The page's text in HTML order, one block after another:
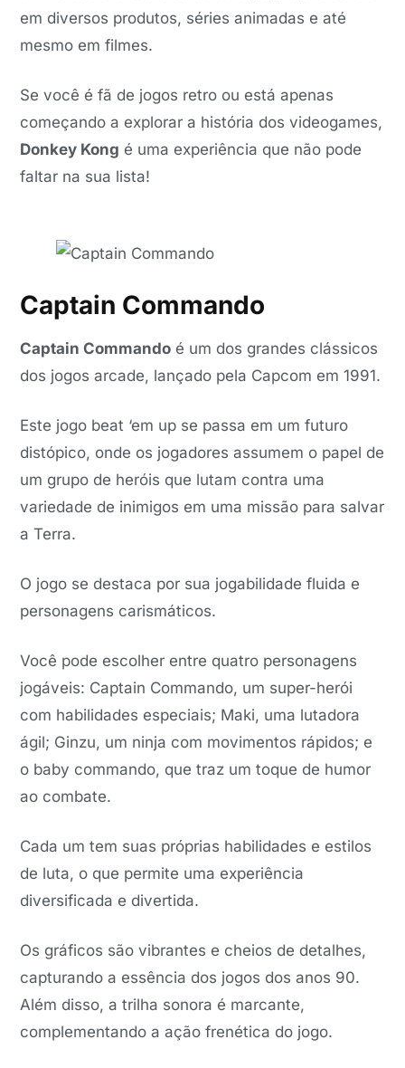
em diversos produtos, séries animadas e até
mesmo em filmes.
Se você é fã de jogos retro ou está apenas
começando a explorar a história dos videogames,
Donkey Kong é uma experiência que não pode
faltar na sua lista!
Captain Commando
Captain Commando é um dos grandes clássicos
dos jogos arcade, lançado pela Capcom em 1991.
Este jogo beat ‘em up se passa em um futuro
distópico, onde os jogadores assumem o papel de
um grupo de heróis que lutam contra uma
variedade de inimigos em uma missão para salvar
a Terra.
O jogo se destaca por sua jogabilidade fluida e
personagens carismáticos.
Você pode escolher entre quatro personagens
jogáveis: Captain Commando, um super-herói
com habilidades especiais; Maki, uma lutadora
ágil; Ginzu, um ninja com movimentos rápidos; e
o baby commando, que traz um toque de humor
ao combate.
Cada um tem suas próprias habilidades e estilos
de luta, o que permite uma experiência
diversificada e divertida.
Os gráficos são vibrantes e cheios de detalhes,
capturando a essência dos jogos dos anos 90.
Além disso, a trilha sonora é marcante,
complementando a ação frenética do jogo.